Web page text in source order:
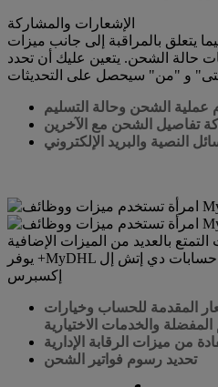
الإشعارات والمشاركة
يتعلق بالمراقبة إلى جانب ميزات
حالة الشحن. يتعين عليك أن تحدد
عملية الشحن وحالة التسليم
تفاصيل الشحن مع الآخرين
النصية والبريد الإلكتروني
بالعديد من الميزات الإضافية
يوفر +MyDHL العديد من الميزات لأصحاب حسابات دي إتش إل
إكسبرس
المقدمة للحساب وخيارات
المفضلة والخدمات الاختيارية
من ميزات الرقابة الإدارية
تحديد رسوم فواتير الشحن